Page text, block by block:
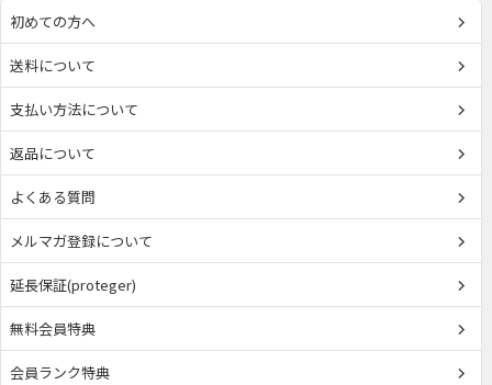
初めての方へ
送料について
支払い方法について
返品について
よくある質問
メルマガ登録について
延長保証(proteger)
無料会員特典
会員ランク特典